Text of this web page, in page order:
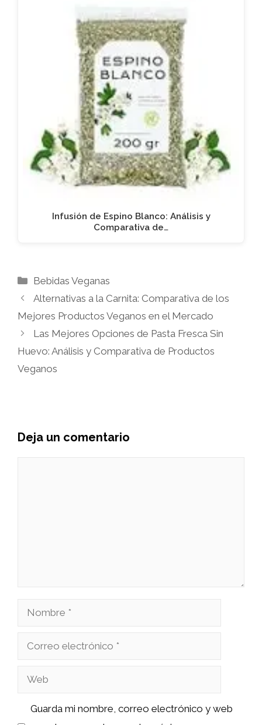
Infusión de Espino Blanco: Análisis y
Comparativa de…
Categorías
Bebidas Veganas
Alternativas a la Carnita: Comparativa de los
Mejores Productos Veganos en el Mercado
Las Mejores Opciones de Pasta Fresca Sin
Huevo: Análisis y Comparativa de Productos
Veganos
Deja un comentario
Nombre
Correo
Web
Guarda mi nombre, correo electrónico y web